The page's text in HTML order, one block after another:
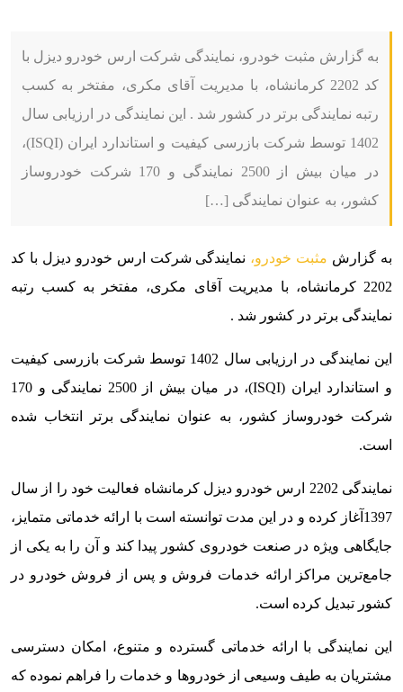
به گزارش مثبت خودرو، نمایندگی شرکت ارس خودرو دیزل با
کد 2202 کرمانشاه، با مدیریت آقای مکری، مفتخر به کسب
رتبه نمایندگی برتر در کشور شد . این نمایندگی در ارزیابی سال
1402 توسط شرکت بازرسی کیفیت و استاندارد ایران (ISQI)،
در میان بیش از 2500 نمایندگی و 170 شرکت خودروساز
کشور، به عنوان نمایندگی […]
به گزارش مثبت خودرو، نمایندگی شرکت ارس خودرو دیزل با کد
2202 کرمانشاه، با مدیریت آقای مکری، مفتخر به کسب رتبه
نمایندگی برتر در کشور شد .
این نمایندگی در ارزیابی سال 1402 توسط شرکت بازرسی کیفیت
و استاندارد ایران (ISQI)، در میان بیش از 2500 نمایندگی و 170
شرکت خودروساز کشور، به عنوان نمایندگی برتر انتخاب شده
است.
نمایندگی 2202 ارس خودرو دیزل کرمانشاه فعالیت خود را از سال
1397آغاز کرده و در این مدت توانسته است با ارائه خدماتی متمایز،
جایگاهی ویژه در صنعت خودروی کشور پیدا کند و آن را به یکی از
جامع‌ترین مراکز ارائه خدمات فروش و پس از فروش خودرو در
کشور تبدیل کرده است.
این نمایندگی با ارائه خدماتی گسترده و متنوع، امکان دسترسی
مشتریان به طیف وسیعی از خودروها و خدمات را فراهم نموده که